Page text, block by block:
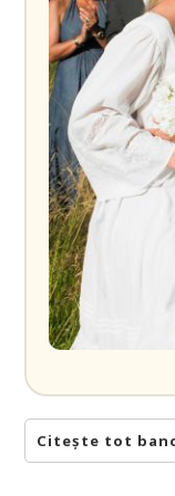
Citește tot